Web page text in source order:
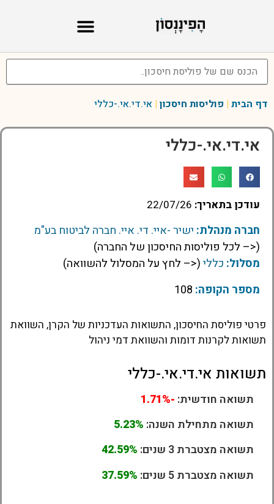
דף הבית | פוליסות חיסכון | אי.די.אי.-כללי
אי.די.אי.-כללי
עודכן בתאריך: 22/07/26
חברה מנהלת: ישיר -איי. די. איי. חברה לביטוח בע"מ
(<– לכל פוליסות החיסכון של החברה)
מסלול: כללי(<– לחץ על המסלול להשוואה)
מספר הקופה:
פרטי פוליסת החיסכון, התשואות העדכניות של הקרן, השוואת
תשואות לקרנות דומות והשוואת דמי ניהול
תשואות אי.די.אי.-כללי
תשואה חודשית: -1.71%
תשואה מתחילת השנה: 5.23%
תשואה מצטברת 3 שנים:
42.59%
תשואה מצטברת 5 שנים:
37.59%